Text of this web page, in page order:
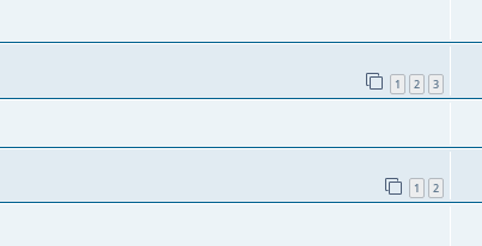
1 2 3
1 2